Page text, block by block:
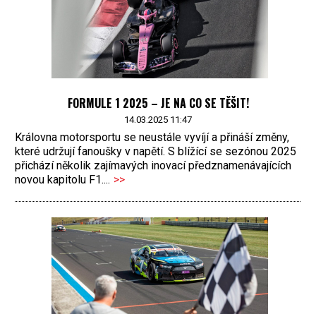
FORMULE 1 2025 – JE NA CO SE TĚŠIT!
14.03.2025 11:47
Královna motorsportu se neustále vyvíjí a přináší změny,
které udržují fanoušky v napětí. S blížící se sezónou 2025
přichází několik zajímavých inovací předznamenávajících
novou kapitolu F1.... >>